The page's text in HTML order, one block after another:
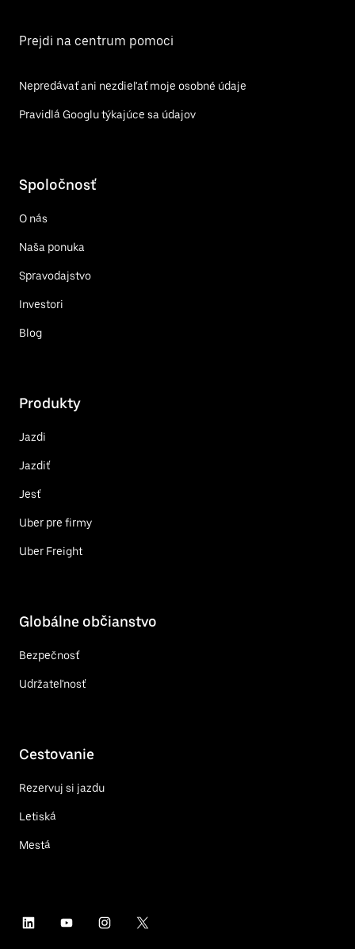
Prejdi na centrum pomoci
Nepredávať ani nezdieľať moje osobné údaje
Pravidlá Googlu týkajúce sa údajov
Spoločnosť
O nás
Naša ponuka
Spravodajstvo
Investori
Blog
Produkty
Jazdi
Jazdiť
Jesť
Uber pre firmy
Uber Freight
Globálne občianstvo
Bezpečnosť
Udržateľnosť
Cestovanie
Rezervuj si jazdu
Letiská
Mestá